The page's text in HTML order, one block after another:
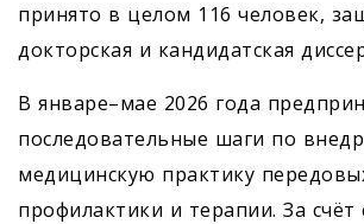
принято в целом 116 человек,
докторская и кандидатская
В январе–мае 2026 года
последовательные шаги по
медицинскую практику
профилактики и терапии. За счёт